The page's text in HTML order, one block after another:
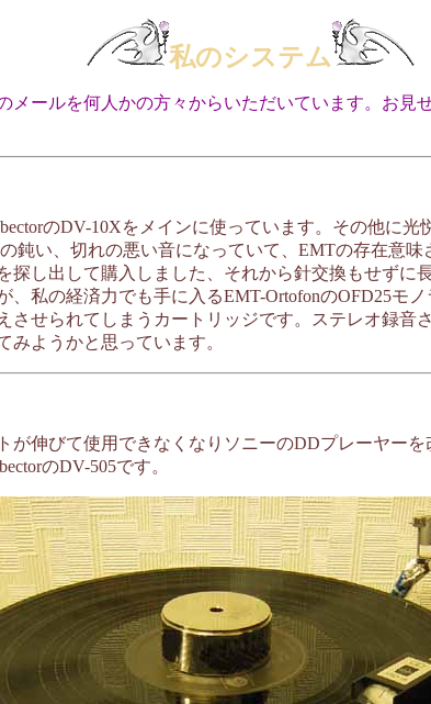
私のシステム
ールを何人かの方々からいただいています。お
のDV-10Xをメインに使っています。その他に
鈍い、切れの悪い音になっていて、EMTの存在意
し出して購入しました、それから針交換もせずに
私の経済力でも手に入るEMT-OrtofonのOFD25モ
せられてしまうカートリッジです。ステレオ録
ようかと思っています。
が伸びて使用できなくなりソニーのDDプレーヤー
のDV-505です。